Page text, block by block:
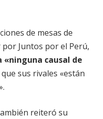
de mesas de
Juntos por el Perú,
«ninguna causal de
sus rivales «están
reiteró su